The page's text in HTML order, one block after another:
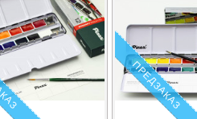
ПРЕДЗАКАЗ